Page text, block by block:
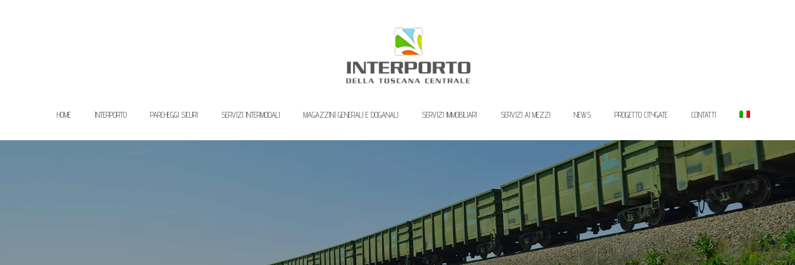
HOME INTERPORTO PARCHEGGI SICURI SERVIZI INTERMODALI MAGAZZINI GENERALI E DOGANALI SERVIZI IMMOBILIARI SERVIZI AI MEZZI NEWS PROGETTO CITYGATE CONTATTI